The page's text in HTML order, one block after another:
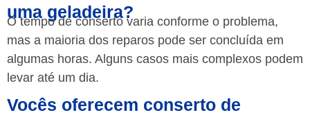
uma geladeira?
O tempo de conserto varia conforme o problema,
mas a maioria dos reparos pode ser concluída em
algumas horas. Alguns casos mais complexos podem
levar até um dia.
Vocês oferecem conserto de